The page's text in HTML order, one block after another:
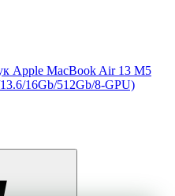
Apple MacBook Air 13 M5
16Gb/512Gb/8-GPU)